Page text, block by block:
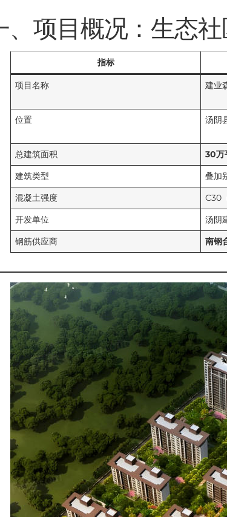
、项目概况：生态
指标
项目名称 建业
位置
汤阴
总建筑面积
30万
建筑类型
叠加
混凝土强度
C30
开发单位
汤阴
钢筋供应商
南钢